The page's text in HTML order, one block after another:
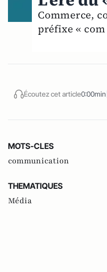
Commerce,
préfixe «
Écoutez cet article0:00min
MOTS-CLES
communication
THEMATIQUES
Média